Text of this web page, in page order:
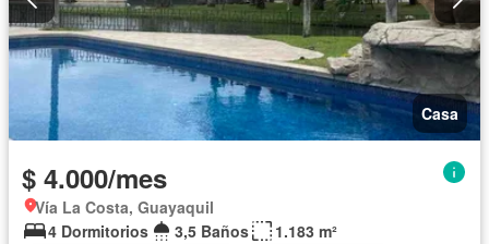
Casa
$ 4.000/mes
Vía La Costa, Guayaquil
4 Dormitorios
3,5 Baños
1.183 m²